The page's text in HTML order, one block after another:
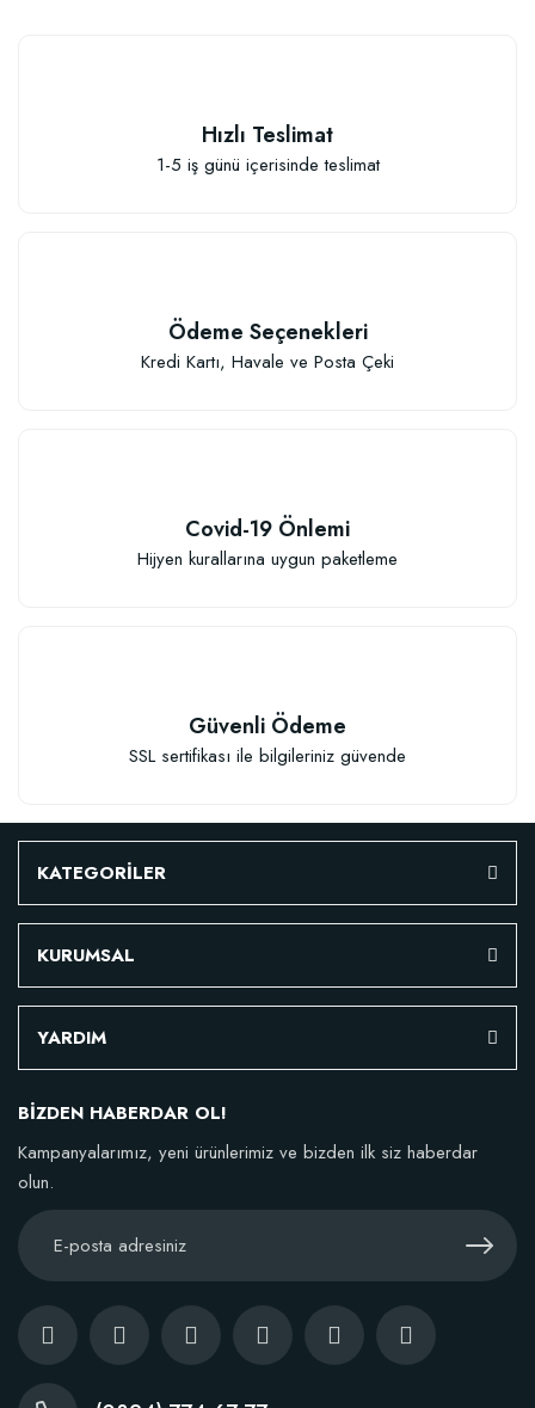
Hızlı Teslimat
1-5 iş günü içerisinde teslimat
Ödeme Seçenekleri
Kredi Kartı, Havale ve Posta Çeki
Covid-19 Önlemi
Hijyen kurallarına uygun paketleme
Güvenli Ödeme
SSL sertifikası ile bilgileriniz güvende
KATEGORİLER
KURUMSAL
YARDIM
BİZDEN HABERDAR OL!
Kampanyalarımız, yeni ürünlerimiz ve bizden ilk siz haberdar
olun.